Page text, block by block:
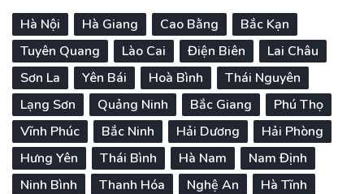
Hà Nội Hà Giang Cao Bằng
Bắc Kạn
Tuyên Quang
Lào Cai Điện Biên
Lai Châu
Sơn La
Yên Bái Hoà Bình
Thái Nguyên
Lạng Sơn
Quảng Ninh Bắc Giang
Phú Thọ
Vĩnh Phúc
Bắc Ninh Hải Dương
Hải Phòng
Hưng Yên
Thái Bình Hà Nam
Nam Định
Ninh Bình
Thanh Hóa Nghệ An
Hà Tĩnh